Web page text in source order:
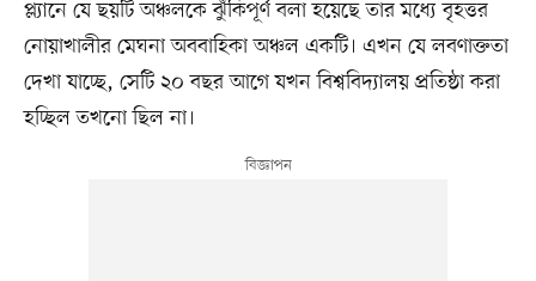
প্ল্যানে যে ছয়টি অঞ্চলকে ঝুঁকিপূর্ণ বলা হয়েছে তার মধ্যে বৃহত্তর
নোয়াখালীর মেঘনা অববাহিকা অঞ্চল একটি। এখন যে লবণাক্ততা
দেখা যাচ্ছে, সেটি ২০ বছর আগে যখন বিশ্ববিদ্যালয় প্রতিষ্ঠা করা
হচ্ছিল তখনো ছিল না।